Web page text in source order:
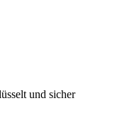
und sicher